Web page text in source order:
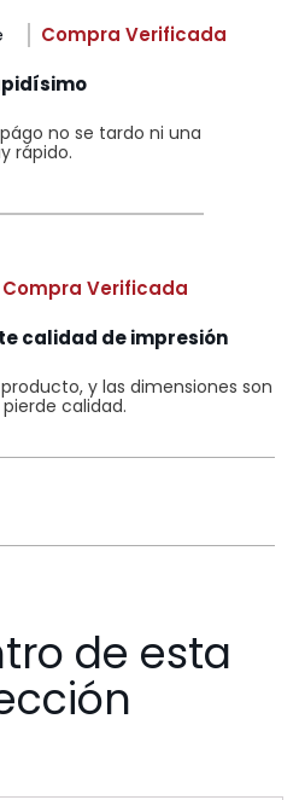
Compra Verificada
no se tardo ni una
rápido.
Compra Verificada
calidad de impresión
y las dimensiones son
calidad.
de esta